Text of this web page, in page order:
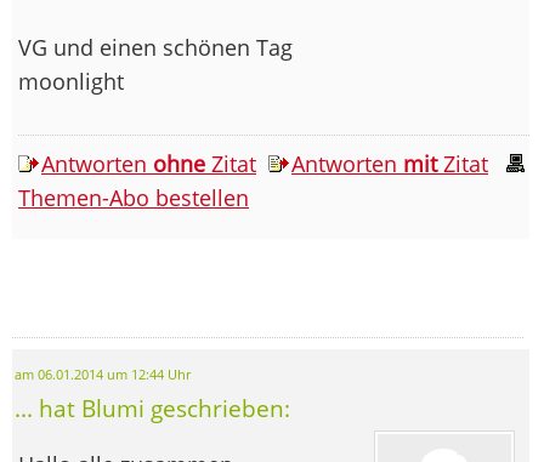
VG und einen schönen Tag
moonlight
Antworten ohne Zitat Antworten mitZitat
Themen-Abo bestellen
am 06.01.2014 um 12:44 Uhr
... hat Blumi geschrieben: